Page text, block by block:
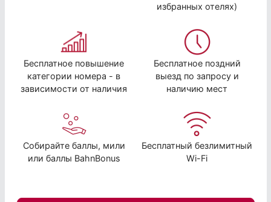
избранных отелях)
Бесплатное повышение
категории номера - в
зависимости от наличия
Бесплатное поздний
выезд по запросу и
наличию мест
Собирайте баллы, мили
или баллы BahnBonus
Бесплатный безлимитный
Wi-Fi